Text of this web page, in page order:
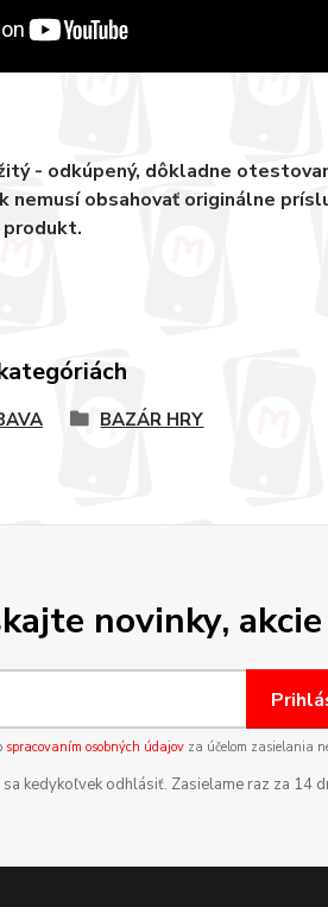
- odkúpený, dôkladne
nemusí obsahovať originálne
produkt.
BAZÁR HRY
novinky,
spracovaním osobných údajovza účelom zasielania
sa kedykoľvek odhlásiť. Zasielame raz za 14